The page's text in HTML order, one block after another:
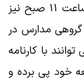
روز بعد از برگزاری آزمونک در ساعت ۱۱ صبح نیز
گروهی مدارس در
با کارنامه
خود پی برده و